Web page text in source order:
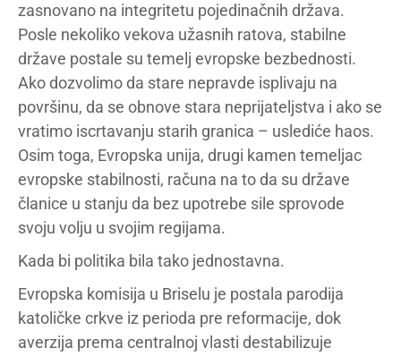
zasnovano na integritetu pojedinačnih država.
Posle nekoliko vekova užasnih ratova, stabilne
države postale su temelj evropske bezbednosti.
Ako dozvolimo da stare nepravde isplivaju na
površinu, da se obnove stara neprijateljstva i ako se
vratimo iscrtavanju starih granica – uslediće haos.
Osim toga, Evropska unija, drugi kamen temeljac
evropske stabilnosti, računa na to da su države
članice u stanju da bez upotrebe sile sprovode
svoju volju u svojim regijama.
Kada bi politika bila tako jednostavna.
Evropska komisija u Briselu je postala parodija
katoličke crkve iz perioda pre reformacije, dok
averzija prema centralnoj vlasti destabilizuje